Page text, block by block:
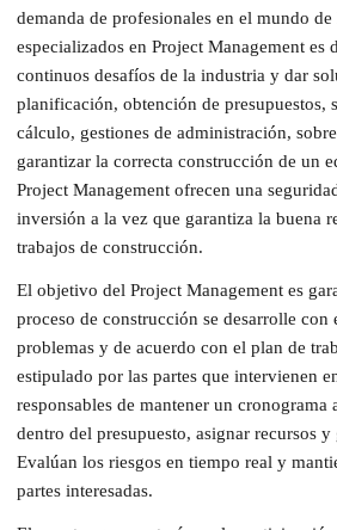
demanda de profesionales en el mundo
especializados en Project Management es
continuos desafíos de la industria y dar
planificación, obtención de presupuestos,
cálculo, gestiones de administración,
garantizar la correcta construcción de un
Project Management ofrecen una
inversión a la vez que garantiza la buena
trabajos de construcción.
El objetivo del Project Management es
proceso de construcción se desarrolle con
problemas y de acuerdo con el plan de
estipulado por las partes que intervienen
responsables de mantener un cronograma
dentro del presupuesto, asignar recursos
Evalúan los riesgos en tiempo real y
partes interesadas.